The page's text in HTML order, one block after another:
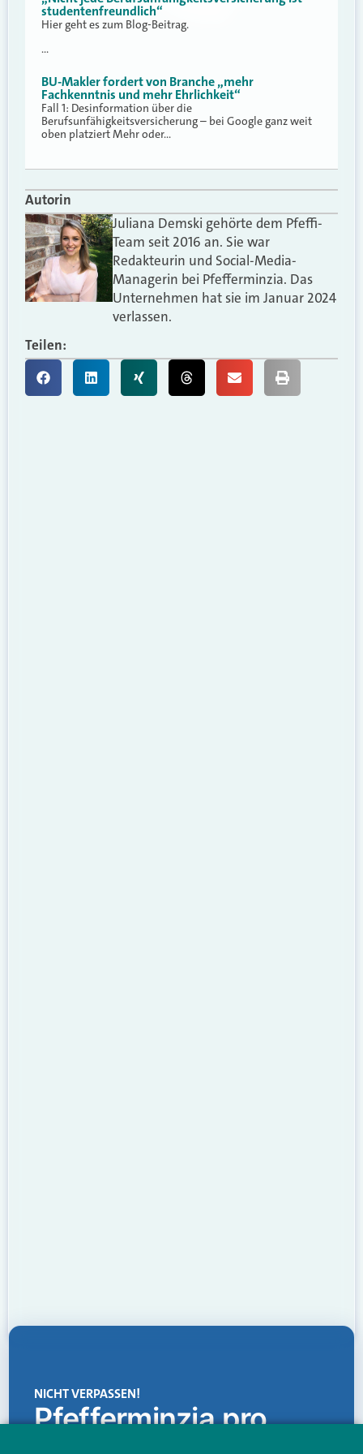
studentenfreundlich“
Hier geht es zum Blog-Beitrag.
…
BU-Makler fordert von Branche „mehr
Fachkenntnis und mehr Ehrlichkeit“
Fall 1: Desinformation über die
Berufsunfähigkeitsversicherung – bei Google ganz weit
oben platziert Mehr oder…
Autorin
Juliana Demski gehörte dem Pfeffi-
Team seit 2016 an. Sie war
Redakteurin und Social-Media-
Managerin bei Pfefferminzia. Das
Unternehmen hat sie im Januar 2024
verlassen.
Teilen:
NICHT VERPASSEN!
Pfefferminzia.pro